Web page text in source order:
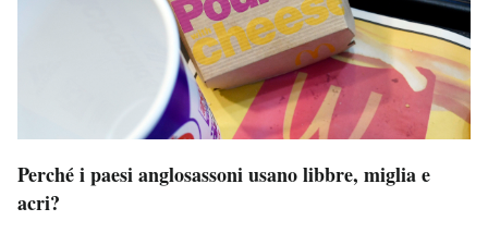
Perché i paesi anglosassoni usano libbre, miglia e
acri?